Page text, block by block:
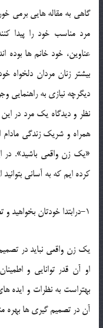
گاهي به مقاله هايي برمي
مرد مناسب خود را پيدا
عناوين، خود خانم ها
بيشتر زنان مردان دلخواه
ديگرچه نيازي به راهنمايي
نظر و ديدگاه يك مرد در
همراه و شريك زندگي مادام
«يك زن واقعي باشيد». در
كرده ايم كه به آساني
1-درابتدا خودتان بخواهيد و تصميم بگيريد:
يك زن واقعي نبايد در
او آن قدر توانايي و
بهتراست به نظرات و ايده
آن در تصميم گيري ها بهره